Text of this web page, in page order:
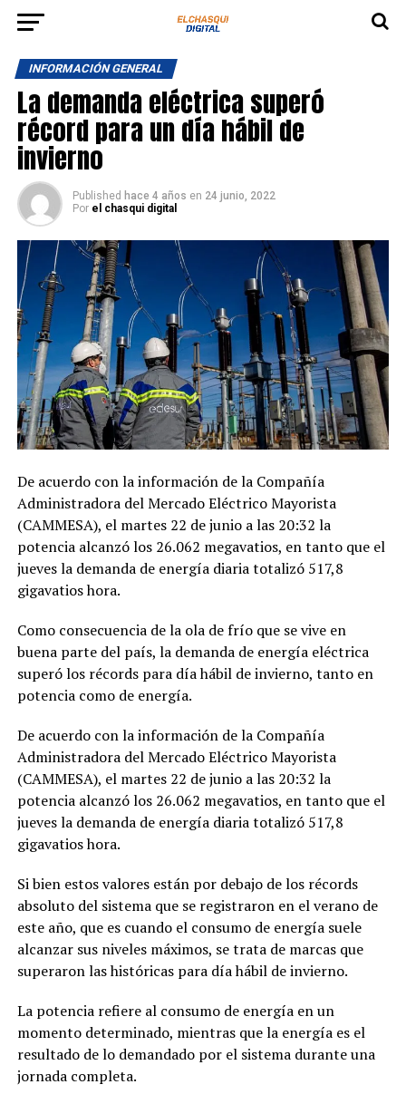
INFORMACIÓN GENERAL
La demanda eléctrica superó
récord para un día hábil de
invierno
Published hace 4 años en 24 junio, 2022
Por el chasqui digital
De acuerdo con la información de la Compañía
Administradora del Mercado Eléctrico Mayorista
(CAMMESA), el martes 22 de junio a las 20:32 la
potencia alcanzó los 26.062 megavatios, en tanto que el
jueves la demanda de energía diaria totalizó 517,8
gigavatios hora.
Como consecuencia de la ola de frío que se vive en
buena parte del país, la demanda de energía eléctrica
superó los récords para día hábil de invierno, tanto en
potencia como de energía.
De acuerdo con la información de la Compañía
Administradora del Mercado Eléctrico Mayorista
(CAMMESA), el martes 22 de junio a las 20:32 la
potencia alcanzó los 26.062 megavatios, en tanto que el
jueves la demanda de energía diaria totalizó 517,8
gigavatios hora.
Si bien estos valores están por debajo de los récords
absoluto del sistema que se registraron en el verano de
este año, que es cuando el consumo de energía suele
alcanzar sus niveles máximos, se trata de marcas que
superaron las históricas para día hábil de invierno.
La potencia refiere al consumo de energía en un
momento determinado, mientras que la energía es el
resultado de lo demandado por el sistema durante una
jornada completa.